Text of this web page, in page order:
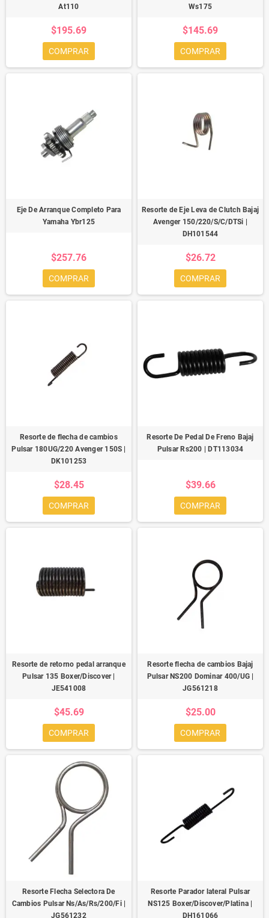
At110
$195.69
COMPRAR
Ws175
$145.69
COMPRAR
Eje De Arranque Completo Para
Yamaha Ybr125
$257.76
COMPRAR
Resorte de Eje Leva de Clutch Bajaj
Avenger 150/220/S/C/DTSi |
DH101544
$26.72
COMPRAR
Resorte de flecha de cambios
Pulsar 180UG/220 Avenger 150S |
DK101253
$28.45
COMPRAR
Resorte De Pedal De Freno Bajaj
Pulsar Rs200 | DT113034
$39.66
COMPRAR
Resorte de retorno pedal arranque
Pulsar 135 Boxer/Discover |
JE541008
$45.69
COMPRAR
Resorte flecha de cambios Bajaj
Pulsar NS200 Dominar 400/UG |
JG561218
$25.00
COMPRAR
Resorte Flecha Selectora De
Cambios Pulsar Ns/As/Rs/200/Fi |
JG561232
Resorte Parador lateral Pulsar
NS125 Boxer/Discover/Platina |
DH161066